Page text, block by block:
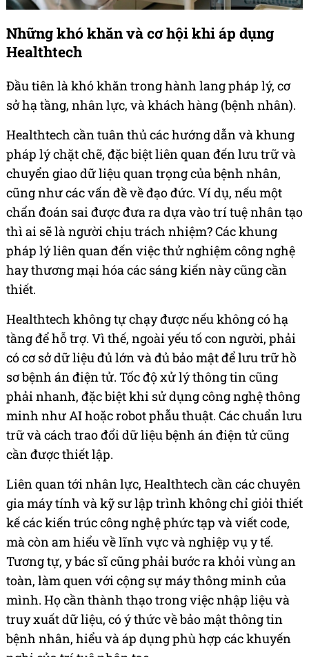
Nhữngkhó khăn vàcơ hộikhi áp dụng
Healthtech
Đầu tiên là khó khăn trong hành lang pháp lý, cơ
sở hạ tầng, nhân lực, và khách hàng (bệnh nhân).
Healthtech cần tuân thủ các hướng dẫn và khung
pháp lý chặt chẽ, đặc biệt liên quan đến lưu trữ và
chuyển giao dữ liệu quan trọng của bệnh nhân,
cũng như các vấn đề về đạo đức. Ví dụ, nếu một
chẩn đoán sai được đưa ra dựa vào trí tuệ nhân tạo
thì ai sẽ là người chịu trách nhiệm? Các khung
pháp lý liên quan đến việc thử nghiệm công nghệ
hay thương mại hóa các sáng kiến này cũng cần
thiết.
Healthtech không tự chạy được nếu không có hạ
tầng để hỗ trợ. Vì thế, ngoài yếu tố con người, phải
có cơ sở dữ liệu đủ lớn và đủ bảo mật để lưu trữ hồ
sơ bệnh án điện tử. Tốc độ xử lý thông tin cũng
phải nhanh, đặc biệt khi sử dụng công nghệ thông
minh như AI hoặc robot phẫu thuật. Các chuẩn lưu
trữ và cách trao đổi dữ liệu bệnh án điện tử cũng
cần được thiết lập.
Liên quan tới nhân lực, Healthtech cần các chuyên
gia máy tính và kỹ sư lập trình không chỉ giỏi thiết
kế các kiến trúc công nghệ phức tạp và viết code,
mà còn am hiểu về lĩnh vực và nghiệp vụ y tế.
Tương tự, y bác sĩ cũng phải bước ra khỏi vùng an
toàn, làm quen với cộng sự máy thông minh của
mình. Họ cần thành thạo trong việc nhập liệu và
truy xuất dữ liệu, có ý thức về bảo mật thông tin
bệnh nhân, hiểu và áp dụng phù hợp các khuyến